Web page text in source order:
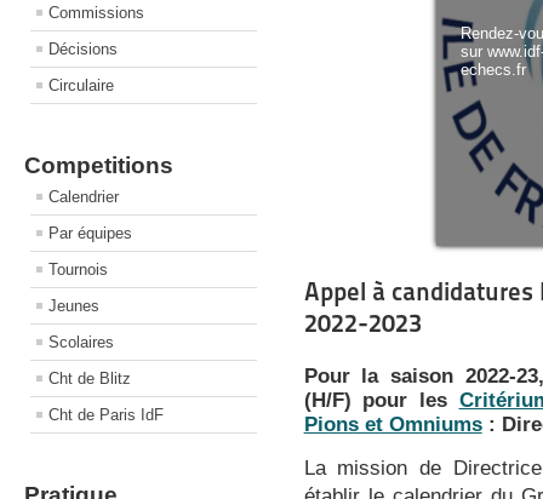
Commissions
Décisions
Circulaire
Competitions
Calendrier
Par équipes
Tournois
Jeunes
Scolaires
Cht de Blitz
Cht de Paris IdF
Rendez-
sur
echecs.fr
Appel à candidatures
2022-2023
Pour la saison 2022-
(H/F) pour les
Pions et Omniums:
La mission de